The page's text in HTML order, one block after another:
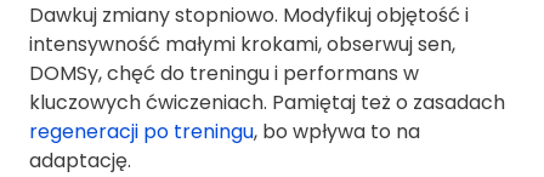
Dawkuj zmiany stopniowo. Modyfikuj objętość i
intensywność małymi krokami, obserwuj sen,
DOMSy, chęć do treningu i performans w
kluczowych ćwiczeniach. Pamiętaj też o zasadach
regeneracji po treningu, bo wpływa to na
adaptację.